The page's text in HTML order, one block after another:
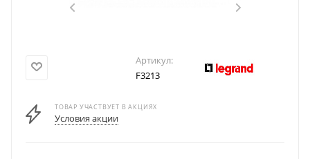
Артикул:
F3213
ТОВАР УЧАСТВУЕТ В АКЦИЯХ
Условия акции